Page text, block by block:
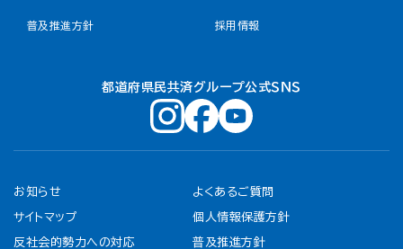
普及推進方針 採用情報
都道府県民共済グループ公式ＳＮＳ
お知らせ よくあるご質問
サイトマップ 個人情報保護方針
反社会的勢力への対応 普及推進方針